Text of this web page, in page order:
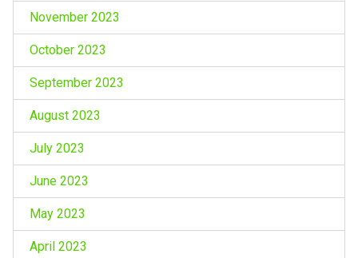
November 2023
October 2023
September 2023
August 2023
July 2023
June 2023
May 2023
April 2023